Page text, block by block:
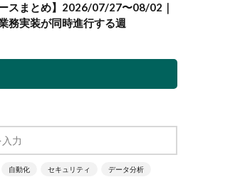
ースまとめ】2026/07/27〜08/02｜
務実装が同時進行する週
自動化 セキュリティ データ分析